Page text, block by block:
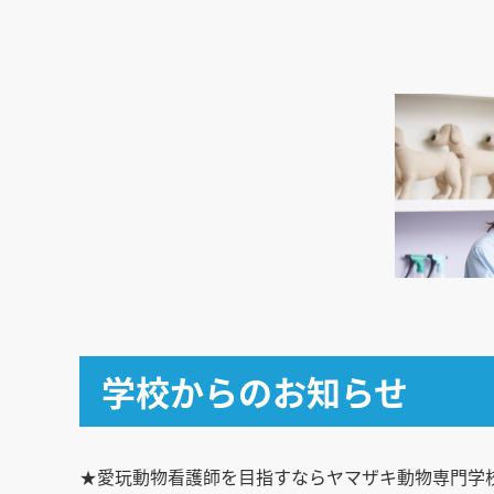
学校からのお知らせ
★愛玩動物看護師を目指すならヤマザキ動物専門